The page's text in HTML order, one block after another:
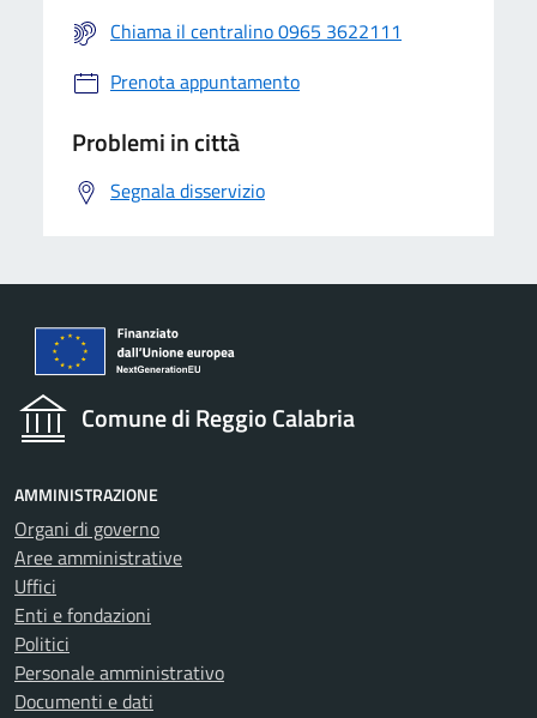
Chiama il centralino 0965 3622111
Prenota appuntamento
Problemi in città
Segnala disservizio
Comune di Reggio Calabria
AMMINISTRAZIONE
Organi di governo
Aree amministrative
Uffici
Enti e fondazioni
Politici
Personale amministrativo
Documenti e dati